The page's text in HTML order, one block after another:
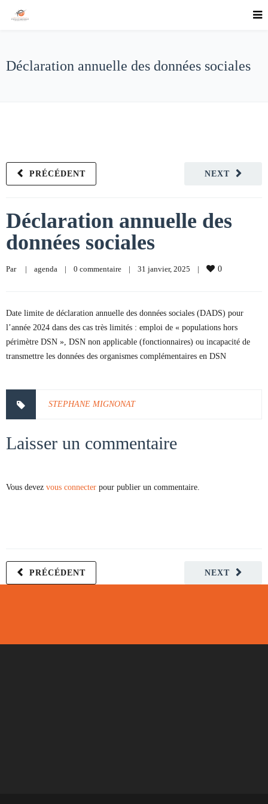
Déclaration annuelle des données sociales
NEXT
PRÉCÉDENT
Déclaration annuelle des
données sociales
Par | agenda | 0 commentaire | 31 janvier, 2025 | 0
Date limite de déclaration annuelle des données sociales (DADS) pour
l’année 2024 dans des cas très limités : emploi de « populations hors
périmètre DSN », DSN non applicable (fonctionnaires) ou incapacité de
transmettre les données des organismes complémentaires en DSN
STEPHANE MIGNONAT
Laisser un commentaire
Vous devez vous connecter pour publier un commentaire.
NEXT
PRÉCÉDENT